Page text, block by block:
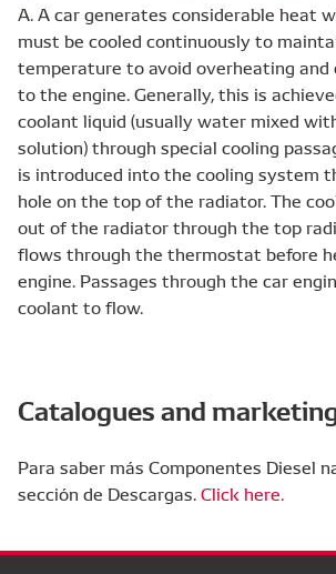
A. A car generates considerable heat
must be cooled continuously to
temperature to avoid overheating and
to the engine. Generally, this is
coolant liquid (usually water mixed
solution) through special cooling
is introduced into the cooling system
hole on the top of the radiator. The
out of the radiator through the top
flows through the thermostat before
engine. Passages through the car
coolant to flow.
Catalogues and
Para saber más Componentes Diesel
sección de Descargas.Click here.